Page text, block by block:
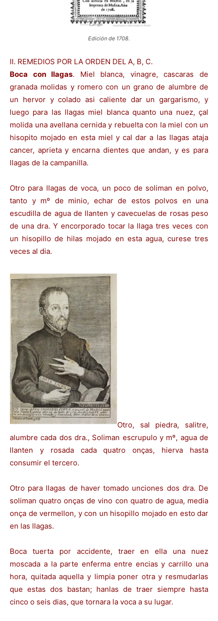
Edición de 1708.
II. REMEDIOS POR LA ORDEN DEL A, B, C.
Boca con llagas. Miel blanca, vinagre, cascaras de
granada molidas y romero con un grano de alumbre de
un hervor y colado asi caliente dar un gargarismo, y
luego para las llagas miel blanca quanto una nuez, çal
molida una avellana cernida y rebuelta con la miel con un
hisopito mojado en esta miel y cal dar a las llagas ataja
cancer, aprieta y encarna dientes que andan, y es para
llagas de la campanilla.
Otro para llagas de voca, un poco de soliman en polvo,
tanto y mº de minio, echar de estos polvos en una
escudilla de agua de llanten y cavecuelas de rosas peso
de una dra. Y encorporado tocar la llaga tres veces con
un hisopillo de hilas mojado en esta agua, curese tres
veces al dia.
Otro, sal piedra, salitre,
alumbre cada dos dra., Soliman escrupulo y mº, agua de
llanten y rosada cada quatro onças, hierva hasta
consumir el tercero.
Otro para llagas de haver tomado unciones dos dra. De
soliman quatro onças de vino con quatro de agua, media
onça de vermellon, y con un hisopillo mojado en esto dar
en las llagas.
Boca tuerta por accidente, traer en ella una nuez
moscada a la parte enferma entre encias y carrillo una
hora, quitada aquella y limpia poner otra y resmudarlas
que estas dos bastan; hanlas de traer siempre hasta
cinco o seis dias, que tornara la voca a su lugar.